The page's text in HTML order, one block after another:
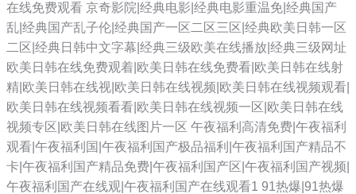
在线免费观看 京奇影院|经典电影|经典电影重温免|经典国产
乱|经典国产乱子伦|经典国产一区二区三区|经典欧美日韩一区
二区|经典日韩中文字幕|经典三级欧美在线播放|经典三级网址
欧美日韩在线免费观着|欧美日韩在线免费看|欧美日韩在线射
精|欧美日韩在线视|欧美日韩在线视频|欧美日韩在线视频观看|
欧美日韩在线视频看看|欧美日韩在线视频一区|欧美日韩在线
视频专区|欧美日韩在线图片一区 午夜福利高清免费|午夜福利
观看|午夜福利国|午夜福利国产极品福利|午夜福利国产精品不
卡|午夜福利国产精品免费|午夜福利国产区|午夜福利国产视频|
午夜福利国产在线观|午夜福利国产在线观看1 91热爆|91热爆